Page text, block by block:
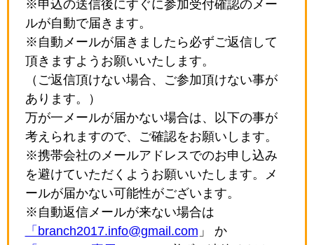
※申込の送信後にすぐに参加受付確認のメー
ルが自動で届きます。
※自動メールが届きましたら必ずご返信して
頂きますようお願いいたします。
（ご返信頂けない場合、ご参加頂けない事が
あります。）
万が一メールが届かない場合は、以下の事が
考えられますので、ご確認をお願いします。
※携帯会社のメールアドレスでのお申し込み
を避けていただくようお願いいたします。メ
ールが届かない可能性がございます。
※自動返信メールが来ない場合は
「branch2017.info@gmail.com 」 か